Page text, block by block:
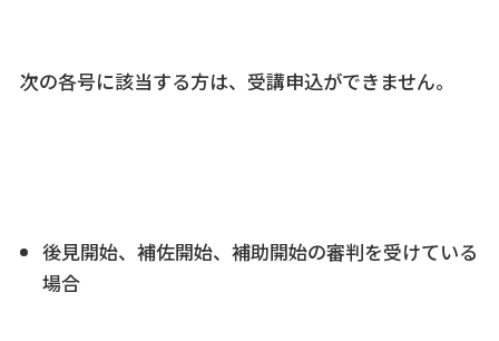
次の各号に該当する方は、受講申込ができません。
後見開始、補佐開始、補助開始の審判を受けている
場合